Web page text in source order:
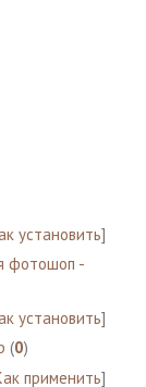
установить]
фотошоп -
установить]
(0)
применить]